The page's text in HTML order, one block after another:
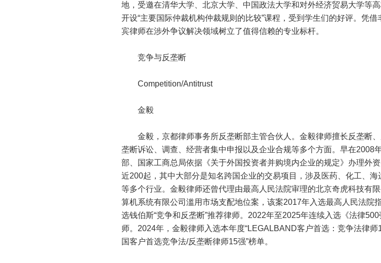
地，受邀在清华大学、北京大学、中国政法大学和对外经济贸易大学等
开设“主要国际仲裁机构仲裁规则的比较”课程，受到学生们的好评。凭
宾律师在涉外争议解决领域树立了值得信赖的专业标杆。
竞争与反垄断
Competition/Antitrust
金毅
金毅，京都律师事务所反垄断部主管合伙人。金毅律师擅长反垄断、
垄断诉讼、调查、经营者集中申报以及企业合规等多个方面。早在2008
部、国家工商总局依据《关于外国投资者并购境内企业的规定》办理外
近200起，其中大部分是知名跨国企业的交易项目，涉及医药、化工、
等多个行业。金毅律师还曾代理由最高人民法院审理的北京奇虎科技有
算机系统有限公司滥用市场支配地位案，该案2017年入选最高人民法院
选钱伯斯“竞争和反垄断”推荐律师。2022年至2025年连续入选《法律
师。2024年，金毅律师入选本年度“LEGALBAND客户首选：竞争法律
国客户首选竞争法/反垄断律师15强”榜单。